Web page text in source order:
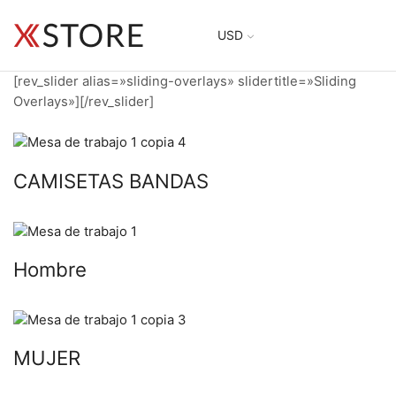
USD
[rev_slider alias=»sliding-overlays» slidertitle=»Sliding
Overlays»][/rev_slider]
CAMISETAS BANDAS
Hombre
MUJER